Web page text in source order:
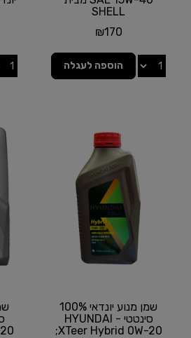
SHELL
₪170
הוספה לעגלה
שמן מנוע יונדאי 100%
סינטטי - HYUNDAI
XTeer Hybrid 0W-20;